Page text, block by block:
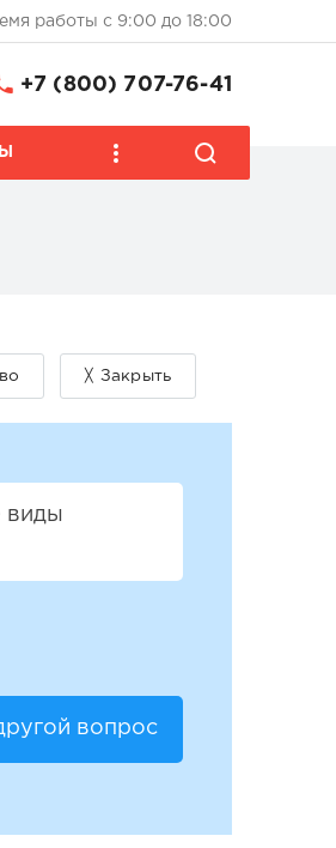
работы с 9:00 до 18:00
+7 (800) 707-76-41
виды
вопрос